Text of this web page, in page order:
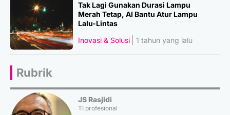
Tak Lagi Gunakan Durasi Lampu
Merah Tetap, AI Bantu Atur Lampu
Lalu-Lintas
Inovasi & Solusi
1 tahun yang lalu
Rubrik
JS Rasjidi
TI profesional